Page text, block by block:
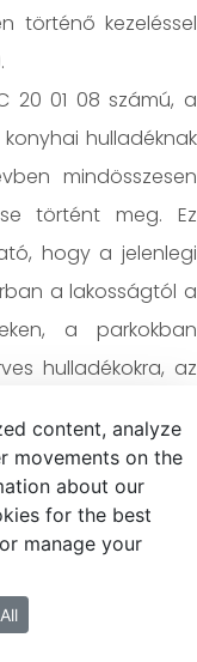
történő kezeléssel
20 01 08 számú, a
hulladéknak
mindösszesen
történt meg. Ez
hogy a jelenlegi
a lakosságtól a
a parkokban
hulladékokra, az
és parkokban
begyűjtése a
történik
egyszerű a
és működtetése.
kihívás a
content, analyze
movements on the
about our
for the best
manage your